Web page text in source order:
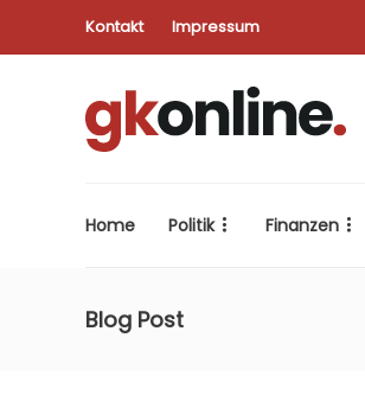
Kontakt Impressum
Home Politik Finanzen
Blog Post